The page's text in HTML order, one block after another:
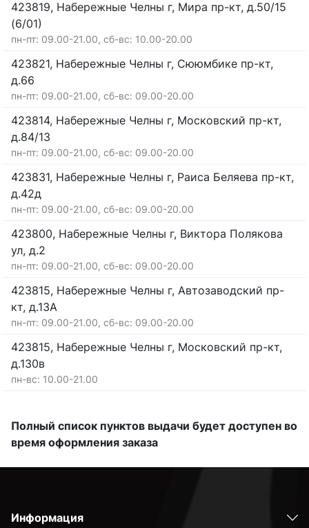
423819, Набережные Челны г, Мира пр-кт, д.50/15
(6/01)
пн-пт: 09.00-21.00, сб-вс: 10.00-20.00
423821, Набережные Челны г, Сююмбике пр-кт,
д.66
пн-пт: 09.00-21.00, сб-вс: 09.00-20.00
423814, Набережные Челны г, Московский пр-кт,
д.84/13
пн-пт: 09.00-21.00, сб-вс: 09.00-20.00
423831, Набережные Челны г, Раиса Беляева пр-кт,
д.42д
пн-пт: 09.00-21.00, сб-вс: 09.00-20.00
423800, Набережные Челны г, Виктора Полякова
ул, д.2
пн-пт: 09.00-21.00, сб-вс: 09.00-20.00
423815, Набережные Челны г, Автозаводский пр-
кт, д.13А
пн-пт: 09.00-21.00, сб-вс: 09.00-20.00
423815, Набережные Челны г, Московский пр-кт,
д.130в
пн-вс: 10.00-21.00
Полный список пунктов выдачи будет доступен во
время оформления заказа
Информация